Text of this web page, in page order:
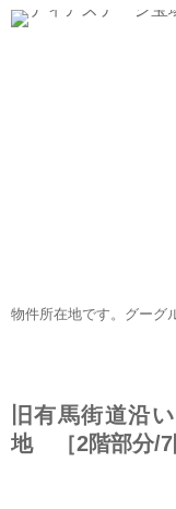
物件所在地です。グーグ
旧有馬街道沿
地 ［2階部分/7